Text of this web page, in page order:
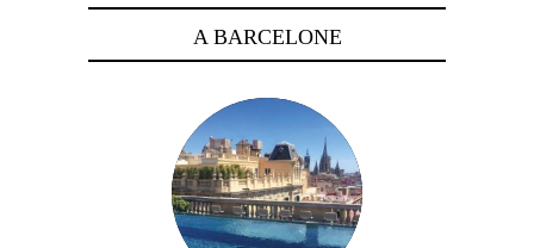
A BARCELONE